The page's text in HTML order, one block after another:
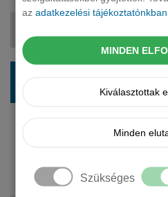
azadatkezelési tájékoztatónkban
MINDEN
Kiválasztottak
Minden
Szükséges
hybrid
20 190 000